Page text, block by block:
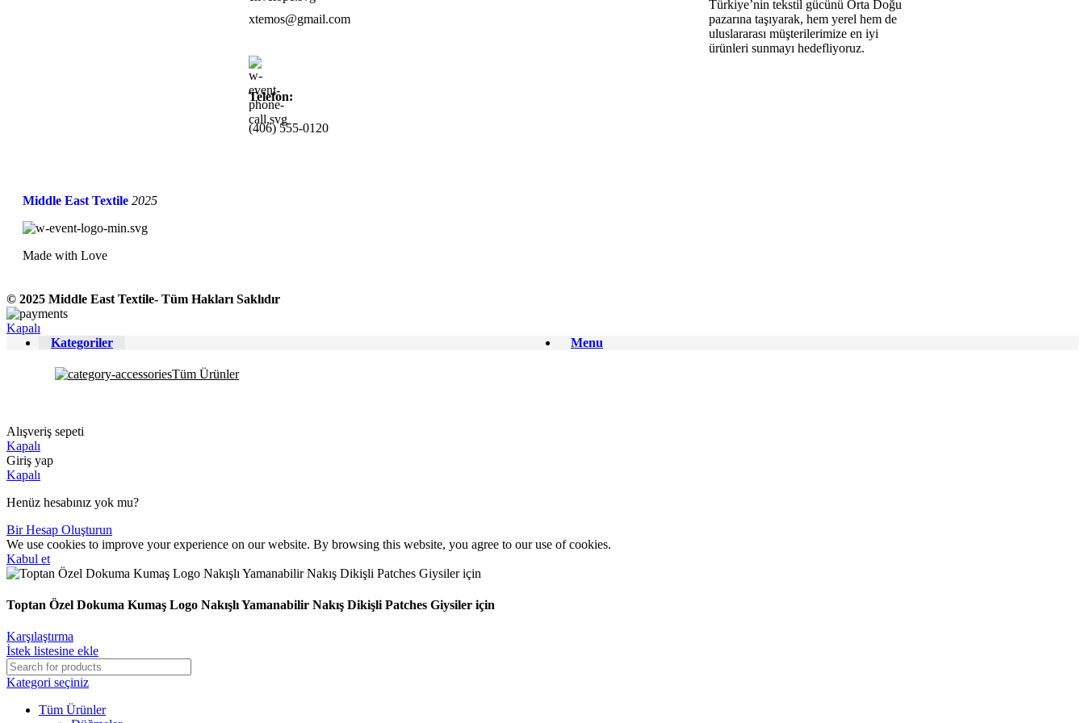
xtemos@gmail.com
Telefon:
(406) 555-0120
Türkiye’nin tekstil gücünü Orta Doğu
pazarına taşıyarak, hem yerel hem de
uluslararası müşterilerimize en iyi
ürünleri sunmayı hedefliyoruz.
Middle East Textile 2025
Made with Love
© 2025 Middle East Textile- Tüm Hakları Saklıdır
Kapalı
Menu
Kategoriler
Tüm Ürünler
Alışveriş sepeti
Kapalı
Giriş yap
Kapalı
Henüz hesabınız yok mu?
Bir Hesap Oluşturun
We use cookies to improve your experience on our website. By browsing this website, you agree to our use of cookies.
Kabul et
Toptan Özel Dokuma Kumaş Logo Nakışlı Yamanabilir Nakış Dikişli Patches Giysiler için
Karşılaştırma
İstek listesine ekle
Kategori seçiniz
Tüm Ürünler